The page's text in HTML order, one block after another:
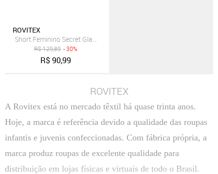
ROVITEX
Short Feminino Secret Glam Plus Size Viscose Preto
R$129,89 - 30%
R$90,99
ROVITEX
A Rovitex está no mercado têxtil há quase trinta anos.
Hoje, a marca é referência devido a qualidade das roupas
infantis e juvenis confeccionadas. Com fábrica própria, a
marca produz roupas de excelente qualidade para
distribuição em lojas físicas e virtuais de todo o Brasil.